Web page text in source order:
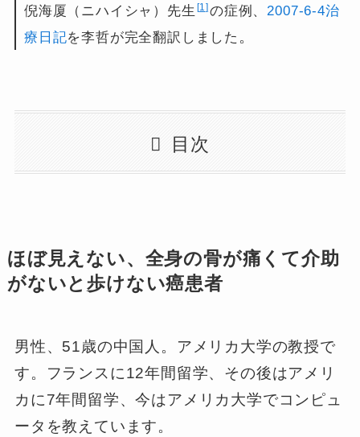
倪海厦（ニハイシャ）先生 1 の症例、 2007-6-4治
療日記を李哲が完全翻訳しました 。
目次
ほぼ見えない、全身の骨が痛くて介助
がないと歩けない癌患者
男性、51歳の中国人。アメリカ大学の教授で
す。フランスに12年間留学、その後はアメリ
カに7年間留学、今はアメリカ大学でコンピュ
ータを教えています。